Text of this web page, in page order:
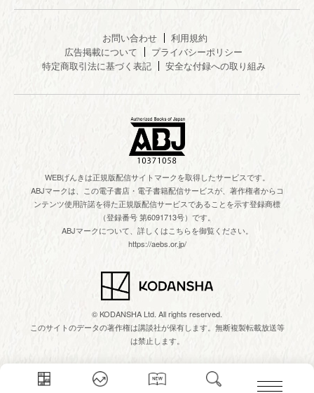
お問い合わせ
利用規約
広告掲載について
プライバシーポリシー
特定商取引法に基づく表記
安全な付録への取り組み
WEBげんきは正規版配信サイトマークを取得したサービスです。
ABJマークは、この電子書店・電子書籍配信サービスが、著作権者からコ
ンテンツ使用許諾を得た正規版配信サービスであることを示す登録商標
（登録番号 第6091713号）です。
ABJマークについて、詳しくはこちらを御覧ください。
https://aebs.or.jp/
© KODANSHA Ltd. All rights reserved.
このサイトのデータの著作権は講談社が保有します。無断複製転載放送等
は禁止します。